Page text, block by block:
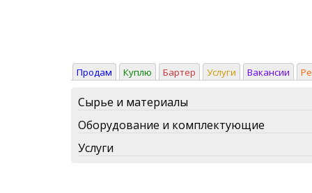
Продам Куплю Бартер Услуги Вакансии
Сырье и материалы
Оборудование и комплектующие
Услуги